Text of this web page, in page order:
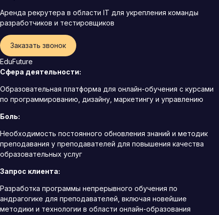
Аренда рекрутера в области IT для укрепления команды
разработчиков и тестировщиков
Заказать звонок
EduFuture
Сфера деятельности:
Образовательная платформа для онлайн-обучения с курсами
по программированию, дизайну, маркетингу и управлению
Боль:
Необходимость постоянного обновления знаний и методик
преподавания у преподавателей для повышения качества
образовательных услуг
Запрос клиента:
Разработка программы непрерывного обучения по
андрагогике для преподавателей, включая новейшие
методики и технологии в области онлайн-образования